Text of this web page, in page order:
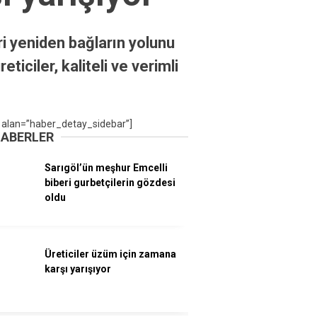
yeniden bağların yolunu
kaliteli ve verimli
Sarıgöl’ün meşhur Emcelli
biberi gurbetçilerin gözdesi
oldu
Üreticiler üzüm için zamana
karşı yarışıyor